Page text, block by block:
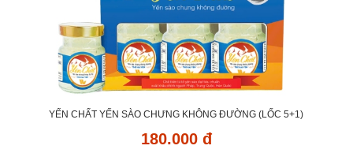
YẾN CHẤT YẾN SÀO CHƯNG KHÔNG ĐƯỜNG (LỐC 5+1)
180.000 đ